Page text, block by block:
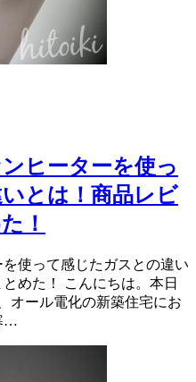
ヒーターを使っ
とは！商品レビ
！
使って感じたガスとの違い
めた！ こんにちは。本日
オール電化の新築住宅にお
…